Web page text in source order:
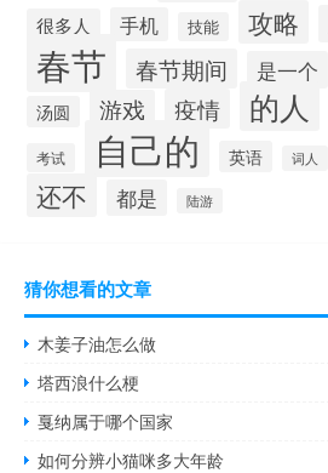
很多人 手机 技能 攻略
春节 春节期间 是一个
汤圆 游戏 疫情 的人
考试 自己的 英语 词人
还不 都是 陆游
猜你想看的文章
木姜子油怎么做
塔西浪什么梗
戛纳属于哪个国家
如何分辨小猫咪多大年龄